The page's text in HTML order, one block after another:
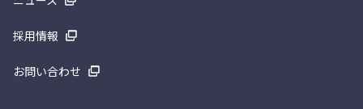
採用情報
お問い合わせ